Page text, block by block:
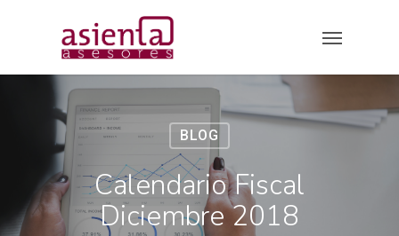
BLOG
Calendario Fiscal
Diciembre 2018